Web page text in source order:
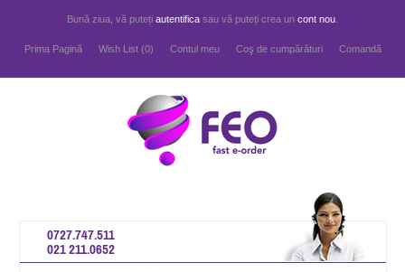
Bună ziua, vă puteți autentifica sau vă puteți crea un cont nou
Prima Pagină Wish List (0) Contul meu Coş de cumpărături Comandă
0727.747.511
021 211.0652